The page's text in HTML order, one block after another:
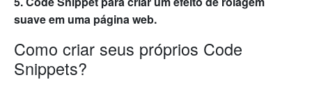
suave em uma página web.
Como criar seus próprios Code
Snippets?